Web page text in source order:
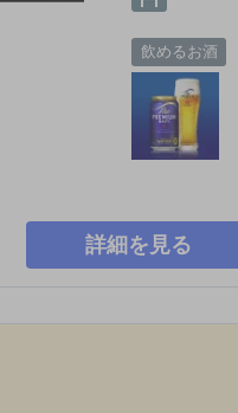
飲めるお酒
詳細を見る